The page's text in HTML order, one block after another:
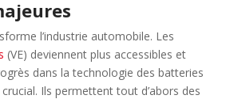
l’industrie automobile. Les
(VE) deviennent plus accessibles et
dans la technologie des batteries
Ils permettent tout d’abors des